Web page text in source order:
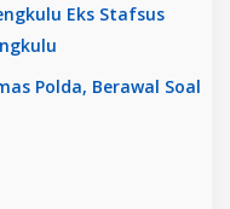
Eks Stafsus
Polda, Berawal Soal